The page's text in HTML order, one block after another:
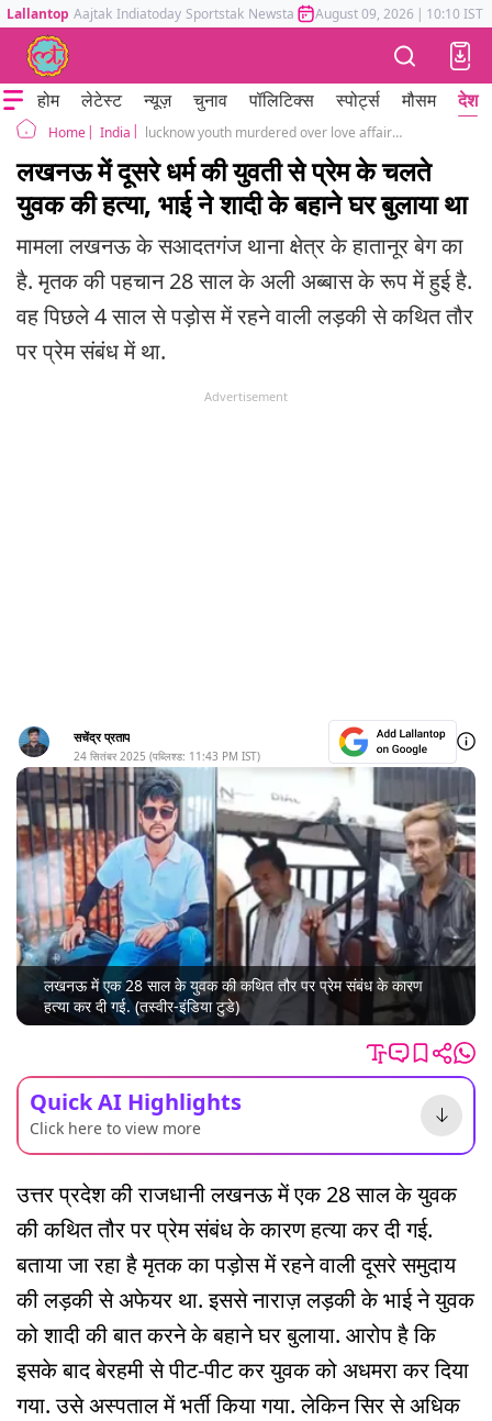
Lallantop Aajtak Indiatoday Sportstak Newstak Mumbai Tak Astrotak
August 09, 2026 | 10:10 IST
होम लेटेस्ट न्यूज़ चुनाव पॉलिटिक्स स्पोर्ट्स मौसम देश
Home India lucknow youth murdered over love affair neighbour girls brothers attack
लखनऊ में दूसरे धर्म की युवती से प्रेम के चलते
युवक की हत्या, भाई ने शादी के बहाने घर बुलाया था
मामला लखनऊ के सआदतगंज थाना क्षेत्र के हातानूर बेग का
है. मृतक की पहचान 28 साल के अली अब्बास के रूप में हुई है.
वह पिछले 4 साल से पड़ोस में रहने वाली लड़की से कथित तौर
पर प्रेम संबंध में था.
Advertisement
सचेंद्र प्रताप
24 सितंबर 2025 (पब्लिश्ड: 11:43 PM IST)
लखनऊ में एक 28 साल के युवक की कथित तौर पर प्रेम संबंध के कारण
हत्या कर दी गई. (तस्वीर-इंडिया टुडे)
Quick AI Highlights
Click here to view more
उत्तर प्रदेश की राजधानी लखनऊ में एक 28 साल के युवक
की कथित तौर पर प्रेम संबंध के कारण हत्या कर दी गई.
बताया जा रहा है मृतक का पड़ोस में रहने वाली दूसरे समुदाय
की लड़की से अफेयर था. इससे नाराज़ लड़की के भाई ने युवक
को शादी की बात करने के बहाने घर बुलाया. आरोप है कि
इसके बाद बेरहमी से पीट-पीट कर युवक को अधमरा कर दिया
गया. उसे अस्पताल में भर्ती किया गया. लेकिन सिर से अधिक